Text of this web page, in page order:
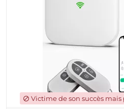
fiable et une dissuasion
Robuste, évolutif et conçu pour
tout espace nécessitant un
abonnement et
block Victime de son succès